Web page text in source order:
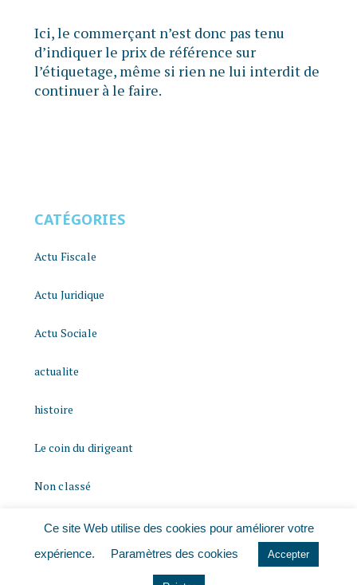
Ici, le commerçant n’est donc pas tenu
d’indiquer le prix de référence sur
l’étiquetage, même si rien ne lui interdit de
continuer à le faire.
CATÉGORIES
Actu Fiscale
Actu Juridique
Actu Sociale
actualite
histoire
Le coin du dirigeant
Non classé
quizz
Ce site Web utilise des cookies pour améliorer votre
expérience.
Paramètres des cookies Accepter